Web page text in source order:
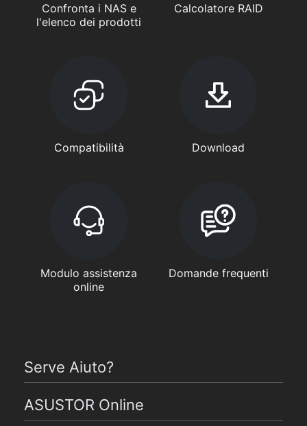
Confronta i NAS e
l'elenco dei prodotti
Calcolatore RAID
Compatibilità Download
Modulo assistenza
online
Domande frequenti
Serve Aiuto?
ASUSTOR Online